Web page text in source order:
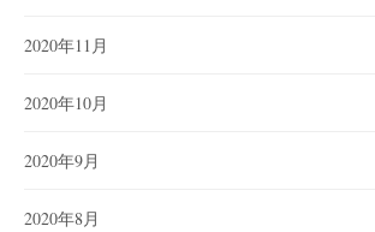
2020年11月
2020年10月
2020年9月
2020年8月